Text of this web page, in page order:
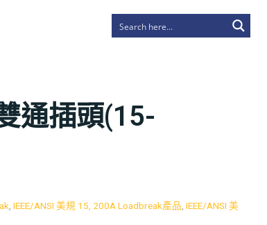
通插頭(15-
IEEE/ANSI 美規 15, 200A Loadbreak產品 IEEE/ANSI 美